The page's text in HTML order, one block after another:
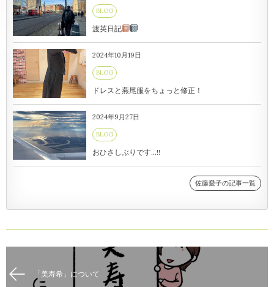
BLOG
渡英日記
2024年10月19日
BLOG
ドレスと燕尾服をちょっと修正！
2024年9月27日
BLOG
おひさしぶりです…!!
佐藤愛子の記事一覧
「美寿希」について